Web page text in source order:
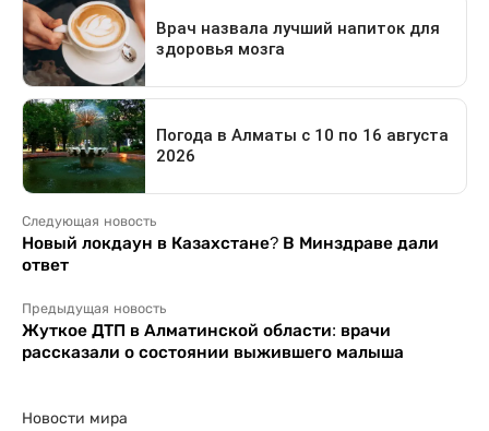
Следующая новость
Новый локдаун в Казахстане? В Минздраве дали
ответ
Предыдущая новость
Жуткое ДТП в Алматинской области: врачи
рассказали о состоянии выжившего малыша
Новости мира